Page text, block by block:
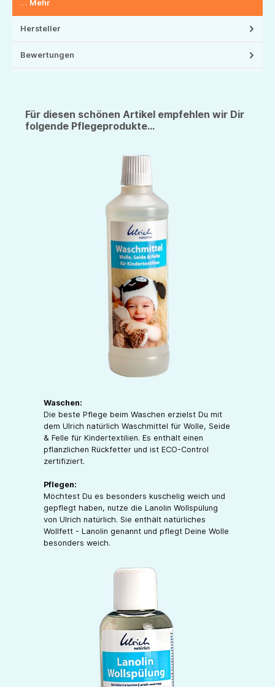
… Mehr
Hersteller
Bewertungen
Für diesen schönen Artikel empfehlen wir Dir
folgende Pflegeprodukte...
Waschen:
Die beste Pflege beim Waschen erzielst Du mit
dem Ulrich natürlich Waschmittel für Wolle, Seide
& Felle für Kindertextilien. Es enthält einen
pflanzlichen Rückfetter und ist ECO-Control
zertifiziert.
Pflegen:
Möchtest Du es besonders kuschelig weich und
gepflegt haben, nutze die Lanolin Wollspülung
von Ulrich natürlich. Sie enthält natürliches
Wollfett - Lanolin genannt und pflegt Deine Wolle
besonders weich.